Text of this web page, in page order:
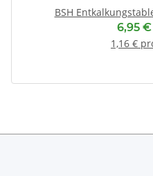
BSH
6,95 €
1,16 €